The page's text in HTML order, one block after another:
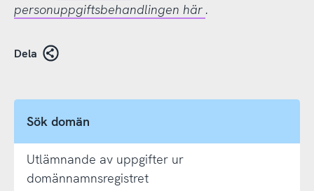
personuppgiftsbehandlingen här .
Dela
Sök domän
Utlämnande av uppgifter ur
domännamnsregistret